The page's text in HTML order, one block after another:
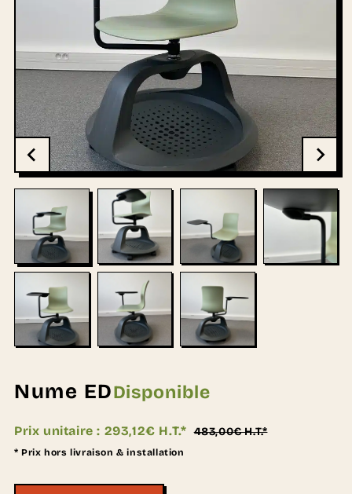
Nume EDDisponible
Prix unitaire : 293,12€ H.T.*483,00€ H.T.*
* Prix hors livraison & installation